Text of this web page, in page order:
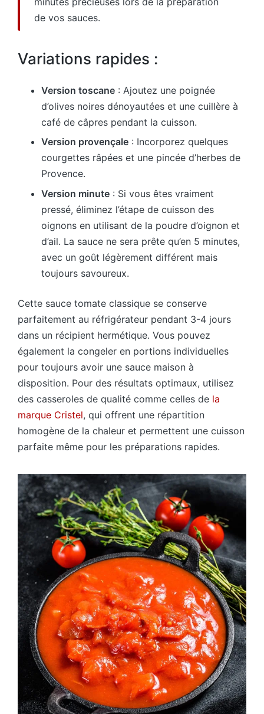
de vos sauces.
Variations rapides :
Version toscane : Ajoutez une poignée
d’olives noires dénoyautées et une cuillère à
café de câpres pendant la cuisson.
Version provençale : Incorporez quelques
courgettes râpées et une pincée d’herbes de
Provence.
Version minute : Si vous êtes vraiment
pressé, éliminez l’étape de cuisson des
oignons en utilisant de la poudre d’oignon et
d’ail. La sauce ne sera prête qu’en 5 minutes,
avec un goût légèrement différent mais
toujours savoureux.
Cette sauce tomate classique se conserve
parfaitement au réfrigérateur pendant 3-4 jours
dans un récipient hermétique. Vous pouvez
également la congeler en portions individuelles
pour toujours avoir une sauce maison à
disposition. Pour des résultats optimaux, utilisez
des casseroles de qualité comme celles de la
marque Cristel, qui offrent une répartition
homogène de la chaleur et permettent une cuisson
parfaite même pour les préparations rapides.